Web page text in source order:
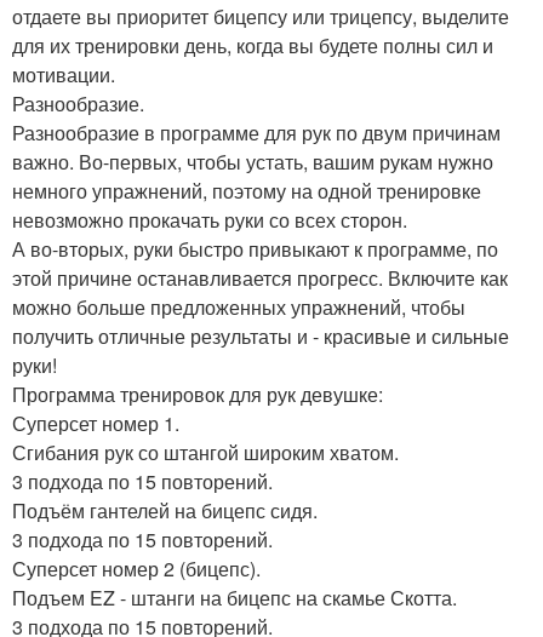
отдаете вы приоритет бицепсу или трицепсу, выделите
для их тренировки день, когда вы будете полны сил и
мотивации.
Разнообразие.
Разнообразие в программе для рук по двум причинам
важно. Во-первых, чтобы устать, вашим рукам нужно
немного упражнений, поэтому на одной тренировке
невозможно прокачать руки со всех сторон.
А во-вторых, руки быстро привыкают к программе, по
этой причине останавливается прогресс. Включите как
можно больше предложенных упражнений, чтобы
получить отличные результаты и - красивые и сильные
руки!
Программа тренировок для рук девушке:
Суперсет номер 1.
Сгибания рук со штангой широким хватом.
3 подхода по 15 повторений.
Подъём гантелей на бицепс сидя.
3 подхода по 15 повторений.
Суперсет номер 2 (бицепс).
Подъем EZ - штанги на бицепс на скамье Скотта.
3 подхода по 15 повторений.